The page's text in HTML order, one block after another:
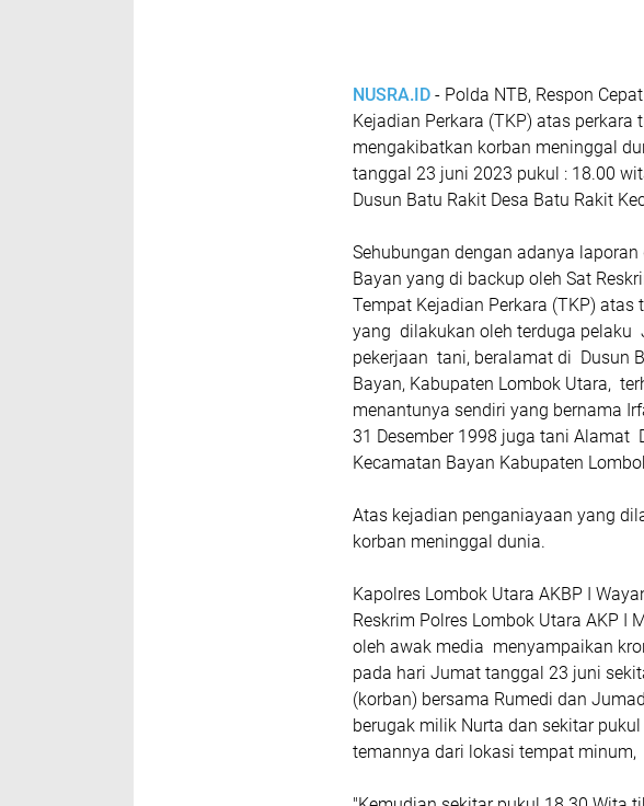
NUSRA.ID - Polda NTB, Respon
Kejadian Perkara (TKP) atas
mengakibatkan korban meninggal
tanggal 23 juni 2023 pukul : 18.00
Dusun Batu Rakit Desa Batu Rakit
Sehubungan dengan adanya
Bayan yang di backup oleh Sat
Tempat Kejadian Perkara (TKP)
yang dilakukan oleh terduga pelaku
pekerjaan tani, beralamat di Dusun
Bayan, Kabupaten Lombok Utara,
menantunya sendiri yang bernama
31 Desember 1998 juga tani Alamat
Kecamatan Bayan Kabupaten
Atas kejadian penganiayaan yang
korban meninggal dunia.
Kapolres Lombok Utara AKBP I
Reskrim Polres Lombok Utara AKP I
oleh awak media menyampaikan
pada hari Jumat tanggal 23 juni
(korban) bersama Rumedi dan
berugak milik Nurta dan sekitar
temannya dari lokasi tempat minum,